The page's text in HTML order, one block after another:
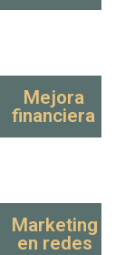
Mejora
financiera
Marketing
en redes